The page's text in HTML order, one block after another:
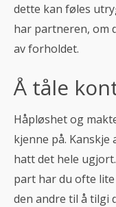
dette kan føles
har partneren, om
av forholdet.
Å tåle
Håpløshet og
kjenne på.
hatt det hele
part har du ofte
den andre til å tilgi